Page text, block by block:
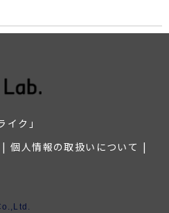
ク」
個人情報の取扱いについて